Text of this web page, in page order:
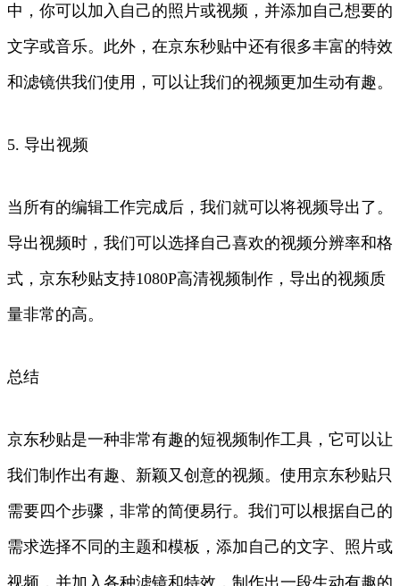
中，你可以加入自己的照片或视频，并添加自己想要的
文字或音乐。此外，在京东秒贴中还有很多丰富的特效
和滤镜供我们使用，可以让我们的视频更加生动有趣。
5. 导出视频
当所有的编辑工作完成后，我们就可以将视频导出了。
导出视频时，我们可以选择自己喜欢的视频分辨率和格
式，京东秒贴支持1080P高清视频制作，导出的视频质
量非常的高。
总结
京东秒贴是一种非常有趣的短视频制作工具，它可以让
我们制作出有趣、新颖又创意的视频。使用京东秒贴只
需要四个步骤，非常的简便易行。我们可以根据自己的
需求选择不同的主题和模板，添加自己的文字、照片或
视频，并加入各种滤镜和特效，制作出一段生动有趣的